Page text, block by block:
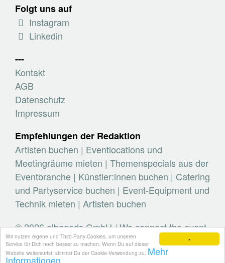
×
Wir nutzen eigene und Third-Party-Cookies, um unseren
Service für Dich noch besser zu machen. Wenn Du auf dieser
Website weitersurfst, stimmst Du der Cookie-Verwendung zu. Mehr
Informationen
Folgt uns auf
Instagram
Linkedin
---
Kontakt
AGB
Datenschutz
Impressum
Empfehlungen der Redaktion
Artisten buchen | Eventlocations und
Meetingräume mieten | Themenspecials aus der
Eventbranche | Künstler:innen buchen | Catering
und Partyservice buchen | Event-Equipment und
Technik mieten | Artisten buchen
© 2026 elbgoods GmbH / We connect the event
industry / Medienvielfalt für die Eventplanung /
Eventbranchenbuch, Blog, Magazin und mehr